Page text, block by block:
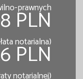
prawnych
PLN
notarialna)
PLN